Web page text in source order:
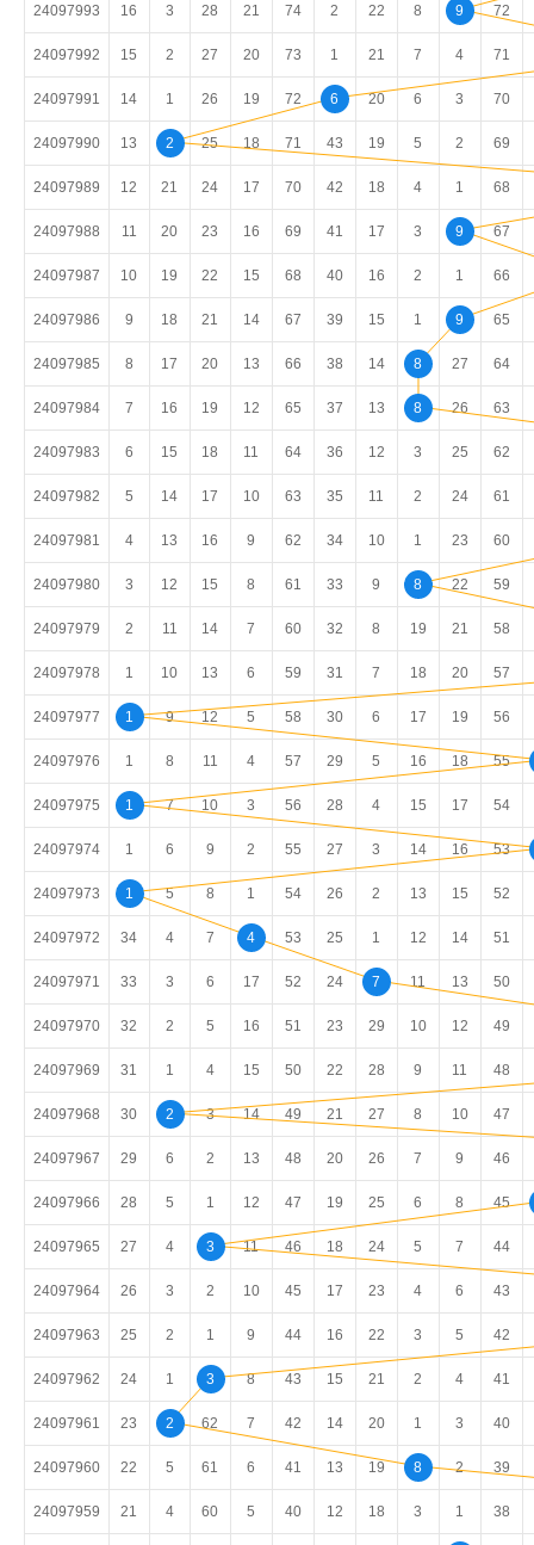
24097993 16 3 28 21 74 2 22 8 9 72
24097992 15 2 27 20 73 1 21 7 4 71
24097991 14 1 26 19 72 6 20 6 3 70
24097990 13 2 25 18 71 43 19 5 2 69
24097989 12 21 24 17 70 42 18 4 1 68
24097988 11 20 23 16 69 41 17 3 9 67
24097987 10 19 22 15 68 40 16 2 1 66
24097986 9 18 21 14 67 39 15 1 9 65
24097985 8 17 20 13 66 38 14 8 27 64
24097984 7 16 19 12 65 37 13 8 26 63
24097983 6 15 18 11 64 36 12 3 25 62
24097982 5 14 17 10 63 35 11 2 24 61
24097981 4 13 16 9 62 34 10 1 23 60
24097980 3 12 15 8 61 33 9 8 22 59
24097979 2 11 14 7 60 32 8 19 21 58
24097978 1 10 13 6 59 31 7 18 20 57
24097977 1 9 12 5 58 30 6 17 19 56
24097976 1 8 11 4 57 29 5 16 18 55
24097975 1 7 10 3 56 28 4 15 17 54
24097974 1 6 9 2 55 27 3 14 16 53
24097973 1 5 8 1 54 26 2 13 15 52
24097972 34 4 7 4 53 25 1 12 14 51
24097971 33 3 6 17 52 24 7 11 13 50
24097970 32 2 5 16 51 23 29 10 12 49
24097969 31 1 4 15 50 22 28 9 11 48
24097968 30 2 3 14 49 21 27 8 10 47
24097967 29 6 2 13 48 20 26 7 9 46
24097966 28 5 1 12 47 19 25 6 8 45
24097965 27 4 3 11 46 18 24 5 7 44
24097964 26 3 2 10 45 17 23 4 6 43
24097963 25 2 1 9 44 16 22 3 5 42
24097962 24 1 3 8 43 15 21 2 4 41
24097961 23 2 62 7 42 14 20 1 3 40
24097960 22 5 61 6 41 13 19 8 2 39
24097959 21 4 60 5 40 12 18 3 1 38